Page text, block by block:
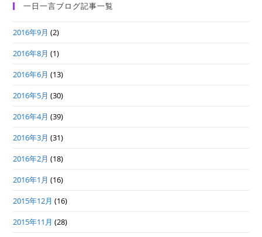
一日一言ブログ記事一覧
2016年9月 (2)
2016年8月 (1)
2016年6月 (13)
2016年5月 (30)
2016年4月 (39)
2016年3月 (31)
2016年2月 (18)
2016年1月 (16)
2015年12月 (16)
2015年11月 (28)